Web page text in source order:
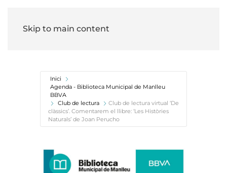
Skip to main content
Inici
Agenda - Biblioteca Municipal de Manlleu
BBVA
Club de lectura
Club de lectura virtual ‘De
clàssics’. Comentarem el llibre: ‘Les Històries
Naturals’ de Joan Perucho